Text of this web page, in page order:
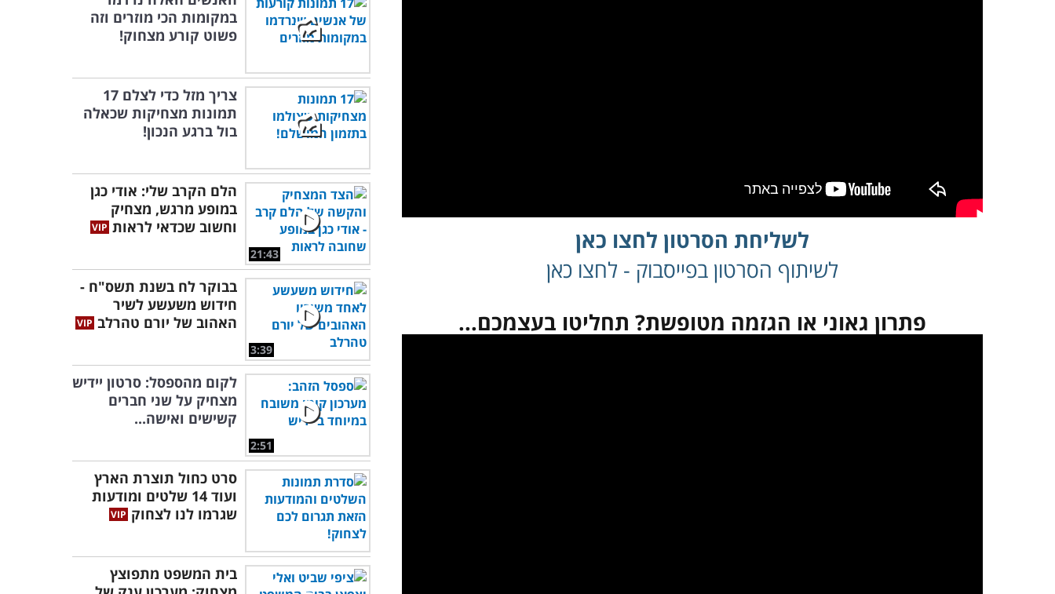
לשליחת הסרטון לחצו כאן
לשיתוף הסרטון בפייסבוק - לחצו כאן
פתרון גאוני או הגזמה מטופשת? תחליטו בעצמכם...
במקומות הכי מוזרים וזה
פשוט קורע מצחוק!
צריך מזל כדי לצלם 17
תמונות מצחיקות שכאלה
בול ברגע הנכון!
21:43
הלם הקרב שלי: אודי כגן
במופע מרגש, מצחיק
וחשוב שכדאי לראות
3:39
בבוקר לח בשנת תשס"ח -
חידוש משעשע לשיר
האהוב של יורם טהרלב
2:51
לקום מהספסל: סרטון יידיש
מצחיק על שני חברים
קשישים ואישה...
סרט כחול תוצרת הארץ
ועוד 14 שלטים ומודעות
שגרמו לנו לצחוק
בית המשפט מתפוצץ